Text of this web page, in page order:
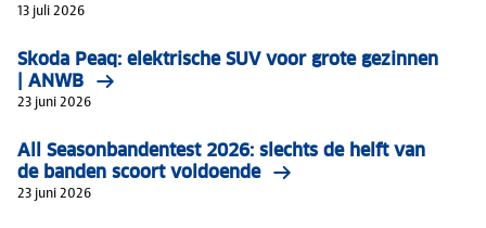
13 juli 2026
Skoda Peaq: elektrische SUV voor grote gezinnen
| ANWB
23 juni 2026
All Seasonbandentest 2026: slechts de helft van
de banden scoort voldoende
23 juni 2026